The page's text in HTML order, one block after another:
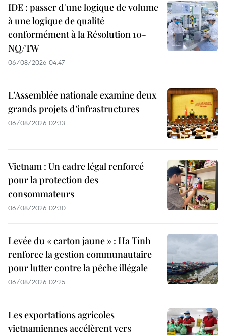
IDE : passer d'une logique de volume
à une logique de qualité
conformément à la Résolution 10-
NQ/TW
06/08/2026 04:47
L’Assemblée nationale examine deux
grands projets d’infrastructures
06/08/2026 02:33
Vietnam : Un cadre légal renforcé
pour la protection des
consommateurs
06/08/2026 02:30
Levée du « carton jaune » : Ha Tinh
renforce la gestion communautaire
pour lutter contre la pêche illégale
06/08/2026 02:25
Les exportations agricoles
vietnamiennes accélèrent vers